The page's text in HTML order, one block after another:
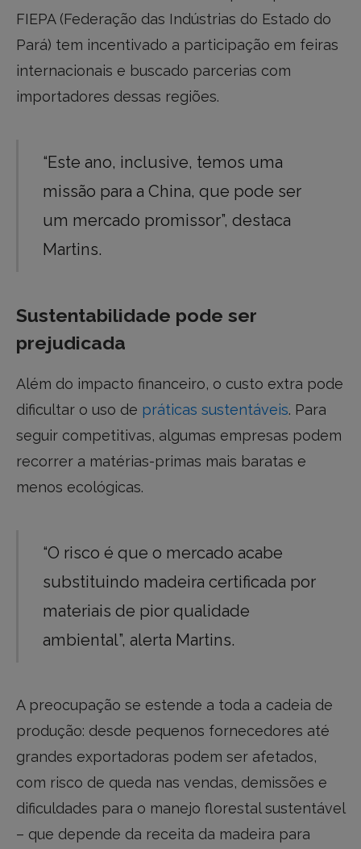
FIEPA (Federação das Indústrias do Estado do
Pará) tem incentivado a participação em feiras
internacionais e buscado parcerias com
importadores dessas regiões.
“Este ano, inclusive, temos uma
missão para a China, que pode ser
um mercado promissor”, destaca
Martins.
Sustentabilidade pode ser
prejudicada
Além do impacto financeiro, o custo extra pode
dificultar o uso de práticas sustentáveis. Para
seguir competitivas, algumas empresas podem
recorrer a matérias-primas mais baratas e
menos ecológicas.
“O risco é que o mercado acabe
substituindo madeira certificada por
materiais de pior qualidade
ambiental”, alerta Martins.
A preocupação se estende a toda a cadeia de
produção: desde pequenos fornecedores até
grandes exportadoras podem ser afetados,
com risco de queda nas vendas, demissões e
dificuldades para o manejo florestal sustentável
– que depende da receita da madeira para